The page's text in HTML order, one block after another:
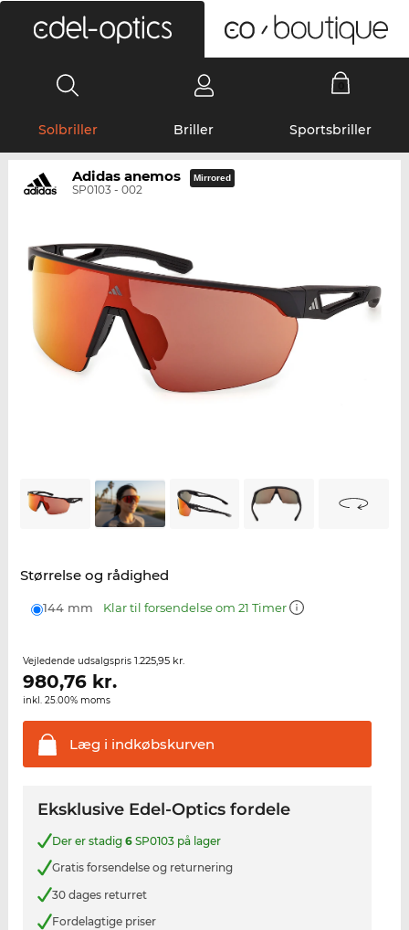
Solbriller Briller Sportsbriller
Adidas anemos
SP0103 - 002
Mirrored
Størrelse og rådighed
144 mm Klar til forsendelse om 21 Timer
Vejledende udsalgspris 1.225,95 kr.
980,76kr.
inkl. 25.00% moms
Læg i indkøbskurven
Eksklusive Edel-Optics fordele
Der er stadig 6SP0103 på lager
Gratis forsendelse og returnering
30 dages returret
Fordelagtige priser